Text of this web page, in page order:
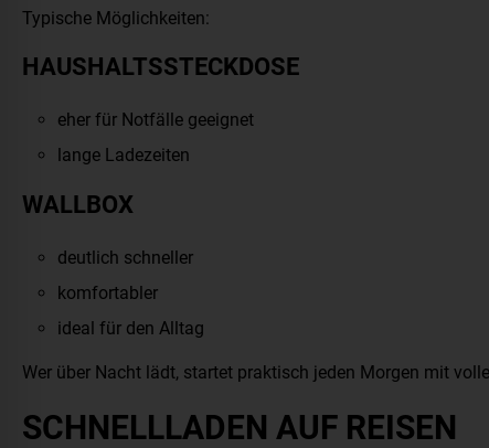
Typische Möglichkeiten:
HAUSHALTSSTECKDOSE
eher für Notfälle geeignet
lange Ladezeiten
WALLBOX
deutlich schneller
komfortabler
ideal für den Alltag
Wer über Nacht lädt, startet praktisch jeden Morgen mit
SCHNELLLADEN AUF REISEN